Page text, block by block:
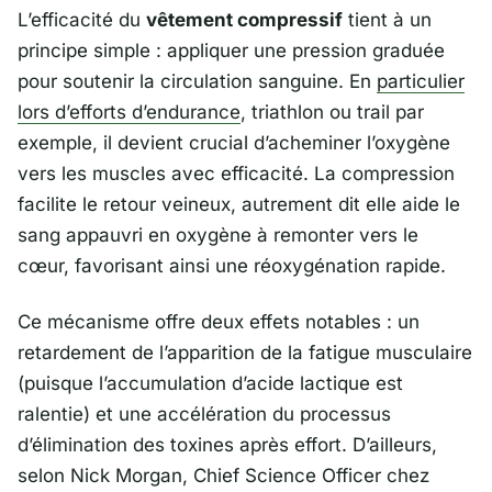
L’efficacité du vêtement compressif tient à un
principe simple : appliquer une pression graduée
pour soutenir la circulation sanguine. En particulier
lors d’efforts d’endurance, triathlon ou trail par
exemple, il devient crucial d’acheminer l’oxygène
vers les muscles avec efficacité. La compression
facilite le retour veineux, autrement dit elle aide le
sang appauvri en oxygène à remonter vers le
cœur, favorisant ainsi une réoxygénation rapide.
Ce mécanisme offre deux effets notables : un
retardement de l’apparition de la fatigue musculaire
(puisque l’accumulation d’acide lactique est
ralentie) et une accélération du processus
d’élimination des toxines après effort. D’ailleurs,
selon Nick Morgan, Chief Science Officer chez